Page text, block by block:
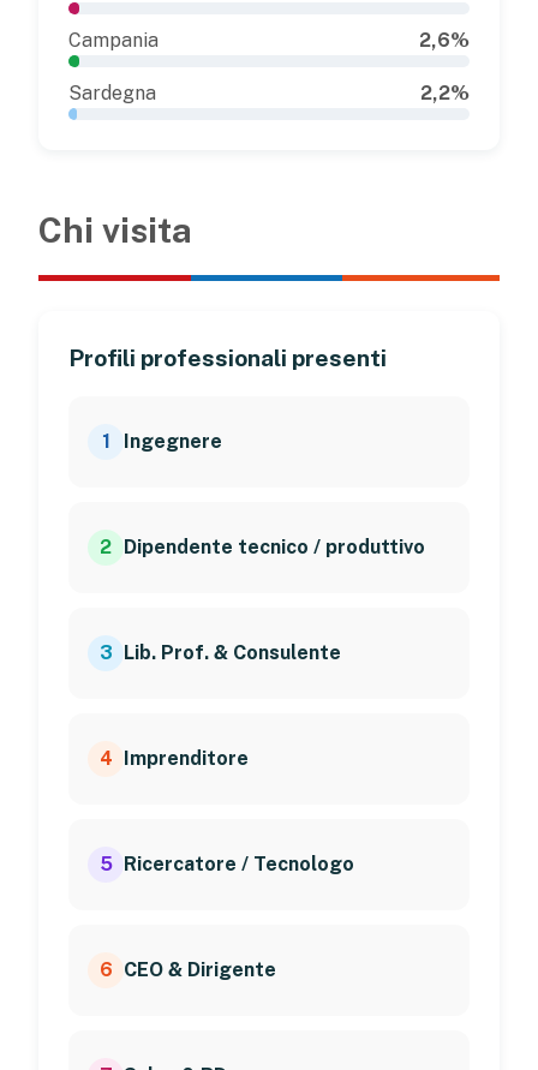
Campania 2,6%
Sardegna 2,2%
Chi visita
Profili professionali presenti
1 Ingegnere
2 Dipendente tecnico / produttivo
3 Lib. Prof. & Consulente
4 Imprenditore
5 Ricercatore / Tecnologo
6 CEO & Dirigente